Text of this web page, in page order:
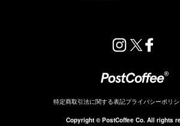
特定商取引法に関する表記プライバシーポリ
Copyright © PostCoffee Co. All rights
販売終了